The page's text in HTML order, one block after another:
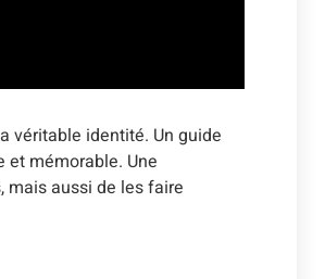
véritable identité. Un guide
et mémorable. Une
mais aussi de les faire